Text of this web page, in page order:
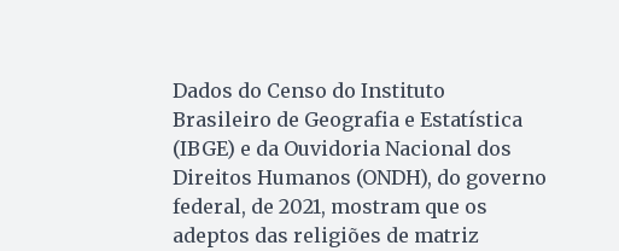
Dados do Censo do Instituto
Brasileiro de Geografia e Estatística
(IBGE) e da Ouvidoria Nacional dos
Direitos Humanos (ONDH), do governo
federal, de 2021, mostram que os
adeptos das religiões de matriz